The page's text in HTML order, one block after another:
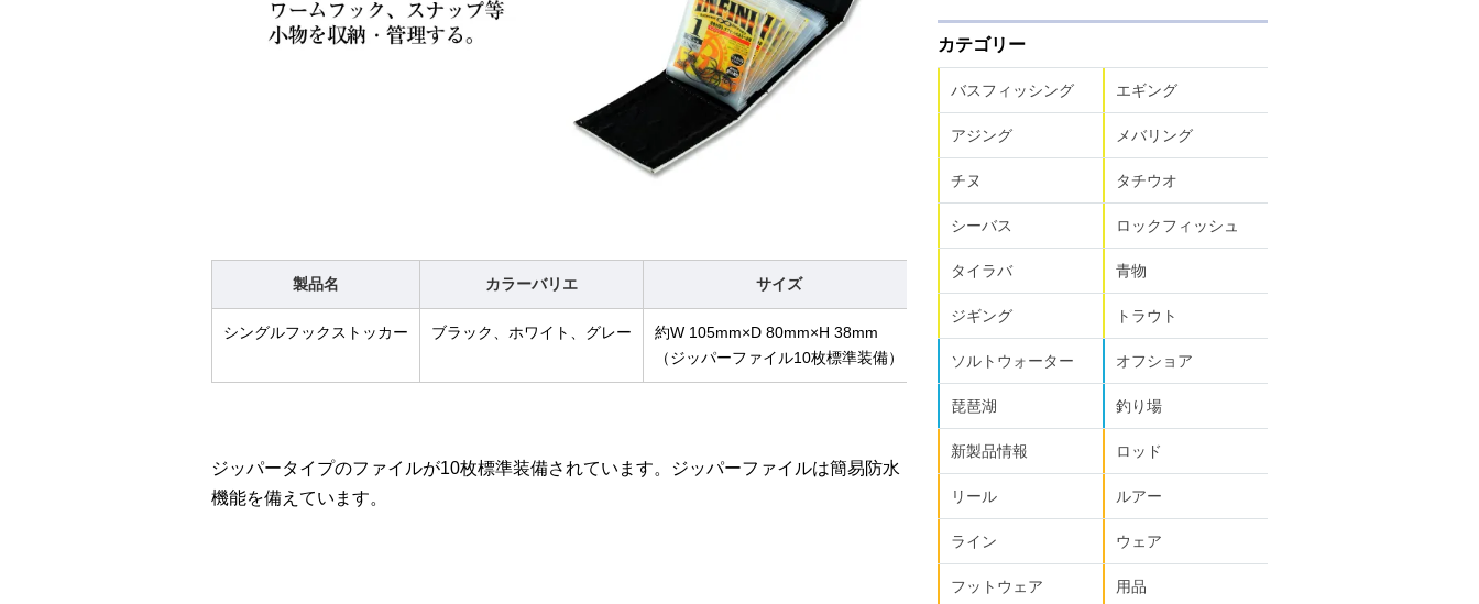
製品名 カラーバリエ サイズ 発売
シングルフックストッカー ブラック、ホワイト、グレー
約W 105mm×D 80mm×H 38mm
（ジッパーファイル10枚標準装備）
ジッパータイプのファイルが10枚標準装備されています。ジッパーファイルは簡易防水
機能を備えています。
カテゴリー
バスフィッシング エギング
アジング メバリング
チヌ タチウオ
シーバス ロックフィッシュ
タイラバ 青物
ジギング トラウト
ソルトウォーター オフショア
琵琶湖 釣り場
新製品情報 ロッド
リール ルアー
ライン ウェア
フットウェア 用品